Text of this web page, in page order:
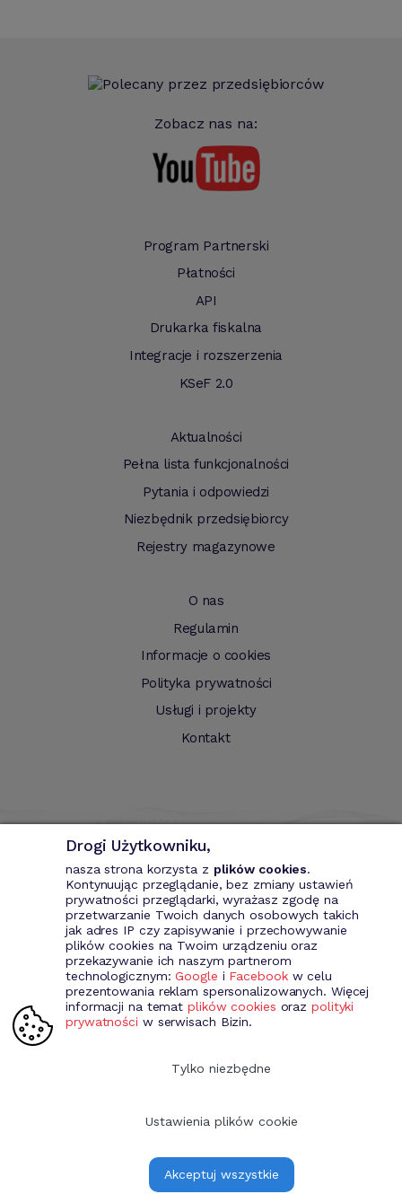
Zobacz nas na:
Program Partnerski
Płatności
API
Drukarka fiskalna
Integracje i rozszerzenia
KSeF 2.0
Aktualności
Pełna lista funkcjonalności
Pytania i odpowiedzi
Niezbędnik przedsiębiorcy
Rejestry magazynowe
O nas
Regulamin
Informacje o cookies
Polityka prywatności
Usługi i projekty
Kontakt
Bizin - System wspomagający przedsiębiorce. Wystawianie
dokumentów przychodowych (faktury VAT, fakury marża, faktury
MP, rachunki itd.). Rejestr kontrahentów wraz z rozbudowaną
analizą, gospodarka magazynowa, środki trwale, analiza sprzedaży i
kosztów prowadzenia działalności itd.
Copyright 2009-2026 Bizin Sp. z o.o.
Drogi Użytkowniku,
nasza strona korzysta z plików cookies.
Kontynuując przeglądanie, bez zmiany ustawień
prywatności przeglądarki, wyrażasz zgodę na
przetwarzanie Twoich danych osobowych takich
jak adres IP czy zapisywanie i przechowywanie
plików cookies na Twoim urządzeniu oraz
przekazywanie ich naszym partnerom
technologicznym:Google i Facebookw celu
prezentowania reklam spersonalizowanych. Więcej
informacji na tematplików cookies orazpolityki
prywatności w serwisach Bizin.
Tylko niezbędne
Ustawienia plików cookie
Akceptuj wszystkie